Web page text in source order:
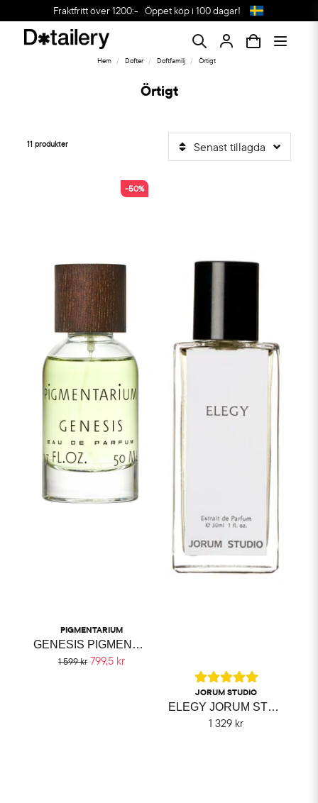
Fraktfritt över 1200:- Öppet köp i 100 dagar!
Hem Dofter Doftfamilj Örtigt
Örtigt
11 produkter Senast tillagda
PIGMENTARIUM
GENESIS PIGMENTARIUM
1 599 kr 799,5 kr
-50%
JORUM STUDIO
ELEGY JORUM STUDIO
1 329 kr